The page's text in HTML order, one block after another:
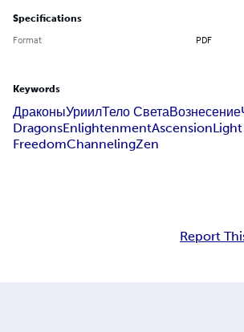
Specifications
Format PDF
Keywords
ДраконыУриилТело СветаВознесение
DragonsEnlightenmentAscension
FreedomChannelingZen
Report